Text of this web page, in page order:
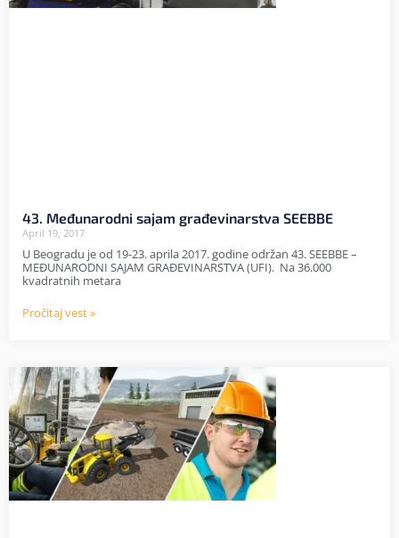
43. Međunarodni sajam građevinarstva SEEBBE
April 19, 2017
U Beogradu je od 19-23. aprila 2017. godine održan 43. SEEBBE –
MEĐUNARODNI SAJAM GRAĐEVINARSTVA (UFI). Na 36.000
kvadratnih metara
Pročitaj vest »